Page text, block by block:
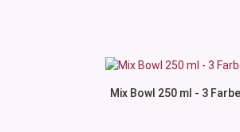
Mix Bowl 250 ml - 3